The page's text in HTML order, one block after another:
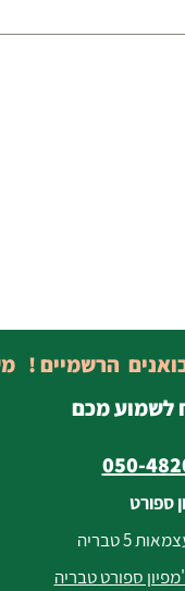
לשמוע מכם
050-
ספורט
5 טבריה
ספורט טבריה
הרשמיים !